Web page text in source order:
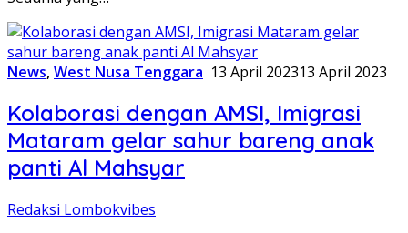
News,West Nusa Tenggara 13 April 202313 April 2023
Kolaborasi dengan AMSI, Imigrasi
Mataram gelar sahur bareng anak
panti Al Mahsyar
Redaksi Lombokvibes